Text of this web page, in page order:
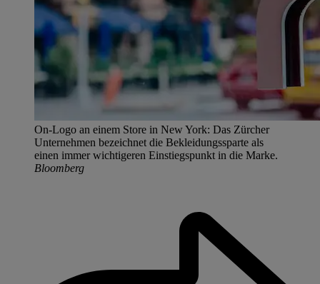
On-Logo an einem Store in New York: Das Zürcher
Unternehmen bezeichnet die Bekleidungssparte als
einen immer wichtigeren Einstiegspunkt in die Marke.
Bloomberg